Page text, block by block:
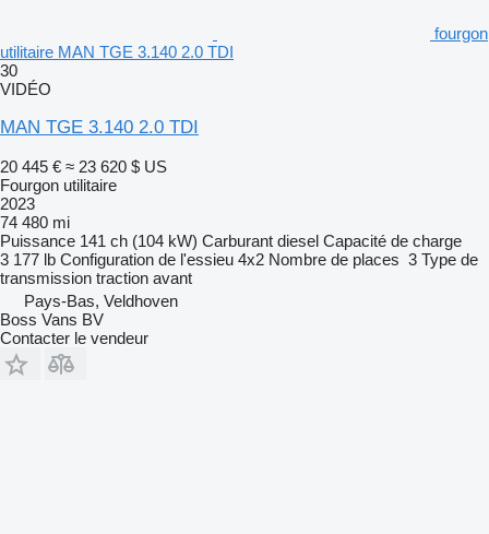
fourgon
utilitaire MAN TGE 3.140 2.0 TDI
30
VIDÉO
MAN TGE 3.140 2.0 TDI
20 445 € ≈ 23 620 $ US
Fourgon utilitaire
2023
74 480 mi
Puissance 141 ch (104 kW) Carburant diesel Capacité de charge
3 177 lb Configuration de l'essieu 4x2 Nombre de places 3 Type de
transmission traction avant
Pays-Bas, Veldhoven
Boss Vans BV
Contacter le vendeur